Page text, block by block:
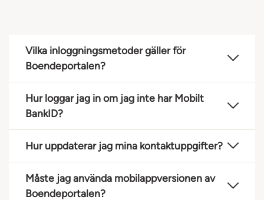
Vilka inloggningsmetoder gäller för
Boendeportalen?
Hur loggar jag in om jag inte har Mobilt
BankID?
Hur uppdaterar jag mina kontaktuppgifter?
Måste jag använda mobilappversionen av
Boendeportalen?